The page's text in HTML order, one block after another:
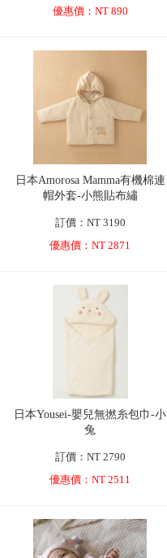
優惠價：NT 890
日本Amorosa Mamma有機棉連
帽外套-小熊貼布繡
訂價：NT 3190
優惠價：NT 2871
日本Yousei-嬰兒無撚糸包巾-小
兔
訂價：NT 2790
優惠價：NT 2511